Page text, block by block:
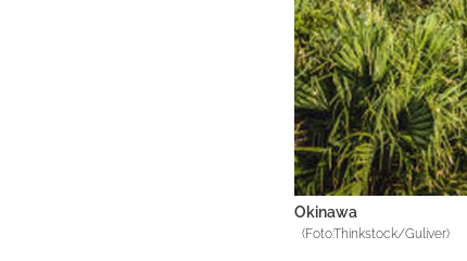
Okinawa
(Foto:Thinkstock/Guliver)